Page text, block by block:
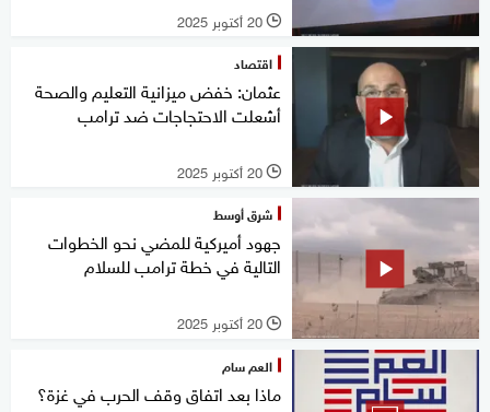
l 20 أكتوبر 2025
اقتصاد
عثمان: خفض ميزانية التعليم والصحة
أشعلت الاحتجاجات ضد ترامب
l 20 أكتوبر 2025
شرق أوسط
جهود أميركية للمضي نحو الخطوات
التالية في خطة ترامب للسلام
l 20 أكتوبر 2025
العم سام
ماذا بعد اتفاق وقف الحرب في غزة؟